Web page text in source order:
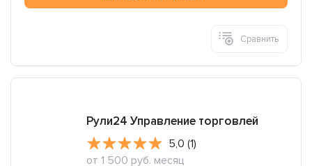
Сравнить
Рули24 Управление торговлей
5,0 (1)
от 1 500 руб. месяц